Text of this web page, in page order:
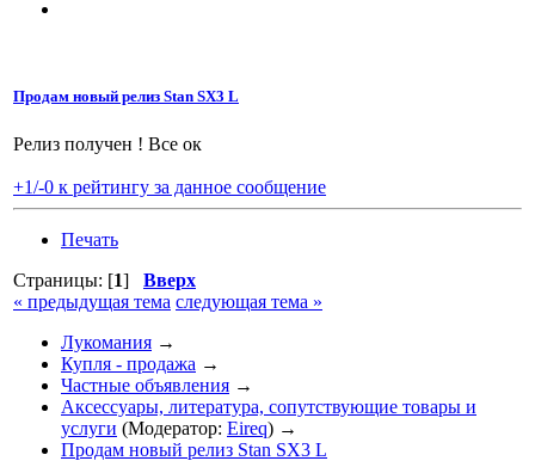
Продам новый релиз Stan SX3 L
Релиз получен ! Все ок
+1/-0 к рейтингу за данное сообщение
Печать
Страницы: [1] Вверх
« предыдущая тема следующая тема »
Лукомания →
Купля - продажа →
Частные объявления →
Аксессуары, литература, сопутствующие товары и
услуги (Модератор: Eireq) →
Продам новый релиз Stan SX3 L